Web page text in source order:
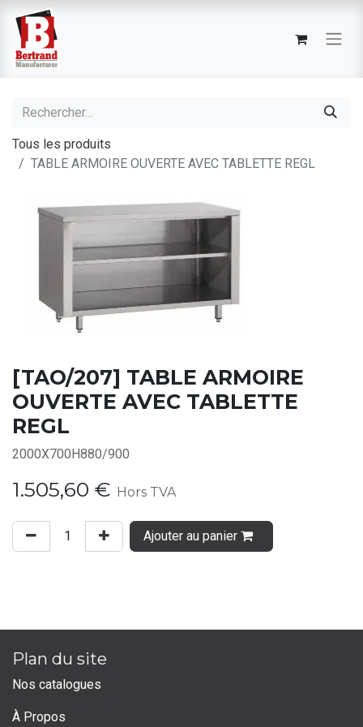
Tous les produits
TABLE ARMOIRE OUVERTE AVEC TABLETTE REGL
[TAO/207] TABLE ARMOIRE
OUVERTE AVEC TABLETTE
REGL
2000X700H880/900
1.505,60 € Hors TVA
Ajouter au panier
Plan du site
Nos catalogues
À Propos